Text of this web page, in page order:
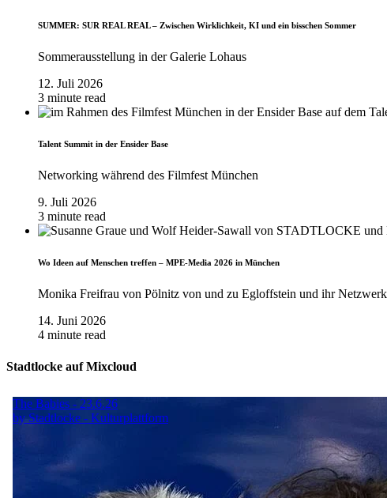
SUMMER: SUR REAL REAL – Zwischen Wirklichkeit, KI und ein bisschen Sommer
Sommerausstellung in der Galerie Lohaus
12. Juli 2026
3 minute read
Talent Summit in der Ensider Base
Networking während des Filmfest München
9. Juli 2026
3 minute read
Wo Ideen auf Menschen treffen – MPE-Media 2026 in München
Monika Freifrau von Pölnitz von und zu Egloffstein und ihr
14. Juni 2026
4 minute read
Stadtlocke auf Mixcloud